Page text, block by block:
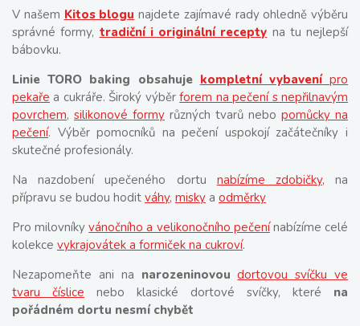
V našem Kitos blogu najdete zajímavé rady ohledně výběru
správné formy, tradiční i originální recepty na tu nejlepší
bábovku.
Linie TORO baking obsahuje kompletní vybavenípro
pekaře a cukráře. Široký výběrforem na pečení s nepřilnavým
povrchem, silikonové formy různých tvarů nebo pomůcky na
pečení. Výběr pomocníků na pečení uspokojí začátečníky i
skutečné profesionály.
Na nazdobení upečeného dortu nabízíme zdobičky, na
přípravu se budou hodit váhy, misky a odměrky
Pro milovníkyvánočního a velikonočního pečenínabízíme celé
kolekce vykrajovátek a formiček na cukroví.
Nezapomeňte ani na narozeninovou dortovou svíčku ve
tvaru číslice nebo klasické dortové svíčky, které na
pořádném dortu nesmí chybět